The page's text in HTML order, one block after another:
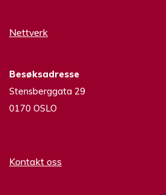
Nettverk
Besøksadresse
Stensberggata 29
0170 OSLO
Kontakt oss